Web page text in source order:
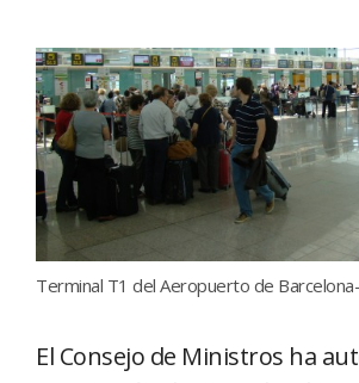
Terminal T1 del Aeropuerto de
El Consejo de Ministros ha